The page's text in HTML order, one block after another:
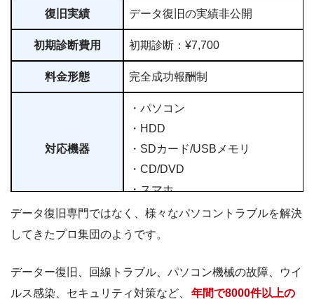
復旧実績 データ復旧の実績非公開
初期診断費用 初期診断：¥7,700
料金形態 完全成功報酬制
対応機器
・パソコン
・HDD
・SDカード/USBメモリ
・CD/DVD
・スマホ
セキュリティ
・ISO27001/ISMS
営業時間 ・平日10：00～19：00
データ復旧専門ではなく、様々なパソコントラブルを解決
してきたプロ集団のようです。
データー復旧、回線トラブル、パソコン機械の故障、ウイ
ルス感染、セキュリティ対策など、
年間で8000件以上の